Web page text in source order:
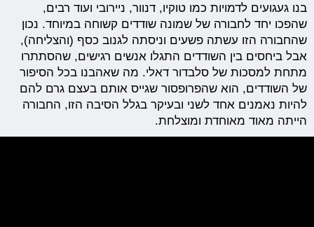
בנו געגועים לדמויות כמו טוקיו, דנוור, ניירובי ועוד רבים,
שהפכו יחד לחבורה של שמונה שודדים קשוחה במיוחד. נכון
שהחבורה הזו עשתה פשעים וניסתה לגנוב כסף (והצליחה),
אבל ביחסים בין השודדים התגלו אנשים רגישים, שהסתתרו
מתחת למסכות של סלבדור דאלי. מה שאהבנו בכל הסיפור
של השודדים, הוא שהפרופסור שגייס אותם בעצם גרם להם
להיות נאמנים אחד לשני ובעיקר בגלל הסיבה הזו, החבורה
הייתה מאוד מאוחדת ומוצלחת.